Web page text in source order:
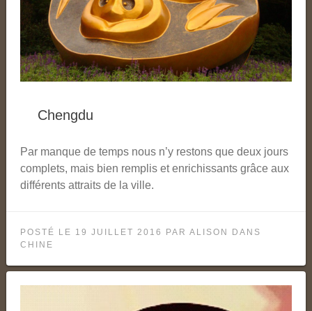
Chengdu
Par manque de temps nous n’y restons que deux jours
complets, mais bien remplis et enrichissants grâce aux
différents attraits de la ville.
POSTÉ LE 19 JUILLET 2016 PAR ALISON
DANS
CHINE